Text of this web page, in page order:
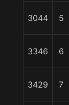
3044 5
3346 6
3429 7